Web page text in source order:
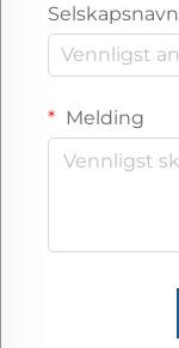
Selskapsnavn
Melding